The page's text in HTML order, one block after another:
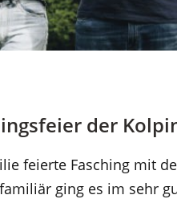
der
feierte Fasching mit
ging es im sehr